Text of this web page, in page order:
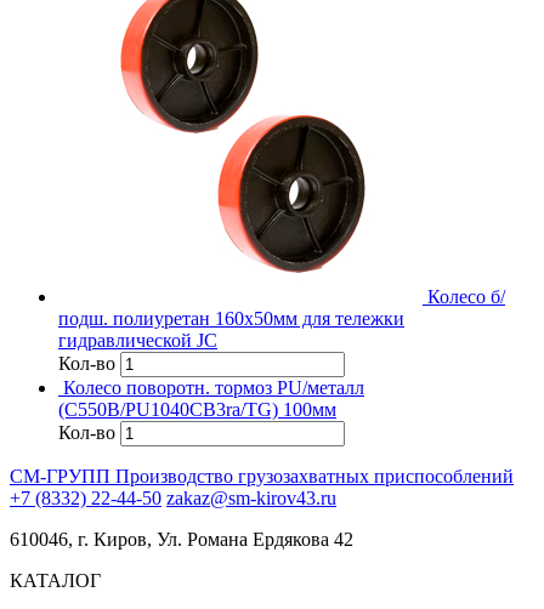
Колесо б/
подш. полиуретан 160х50мм для тележки
гидравлической JC
Кол-во
Колесо поворотн. тормоз PU/металл
(C550B/PU1040CB3ra/TG) 100мм
Кол-во
СМ-ГРУПП Производство грузозахватных приспособлений
+7 (8332) 22-44-50 zakaz@sm-kirov43.ru
610046, г. Киров, Ул. Романа Ердякова 42
КАТАЛОГ